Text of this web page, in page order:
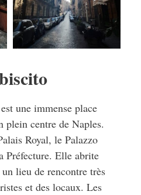
une immense place
plein centre de Naples.
Royal, le Palazzo
Préfecture. Elle abrite
lieu de rencontre très
et des locaux. Les